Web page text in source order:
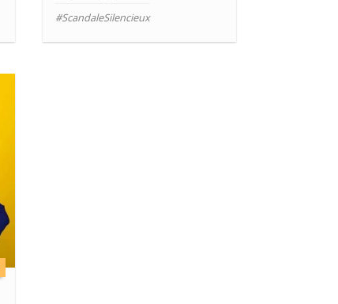
#ScandaleSilencieux